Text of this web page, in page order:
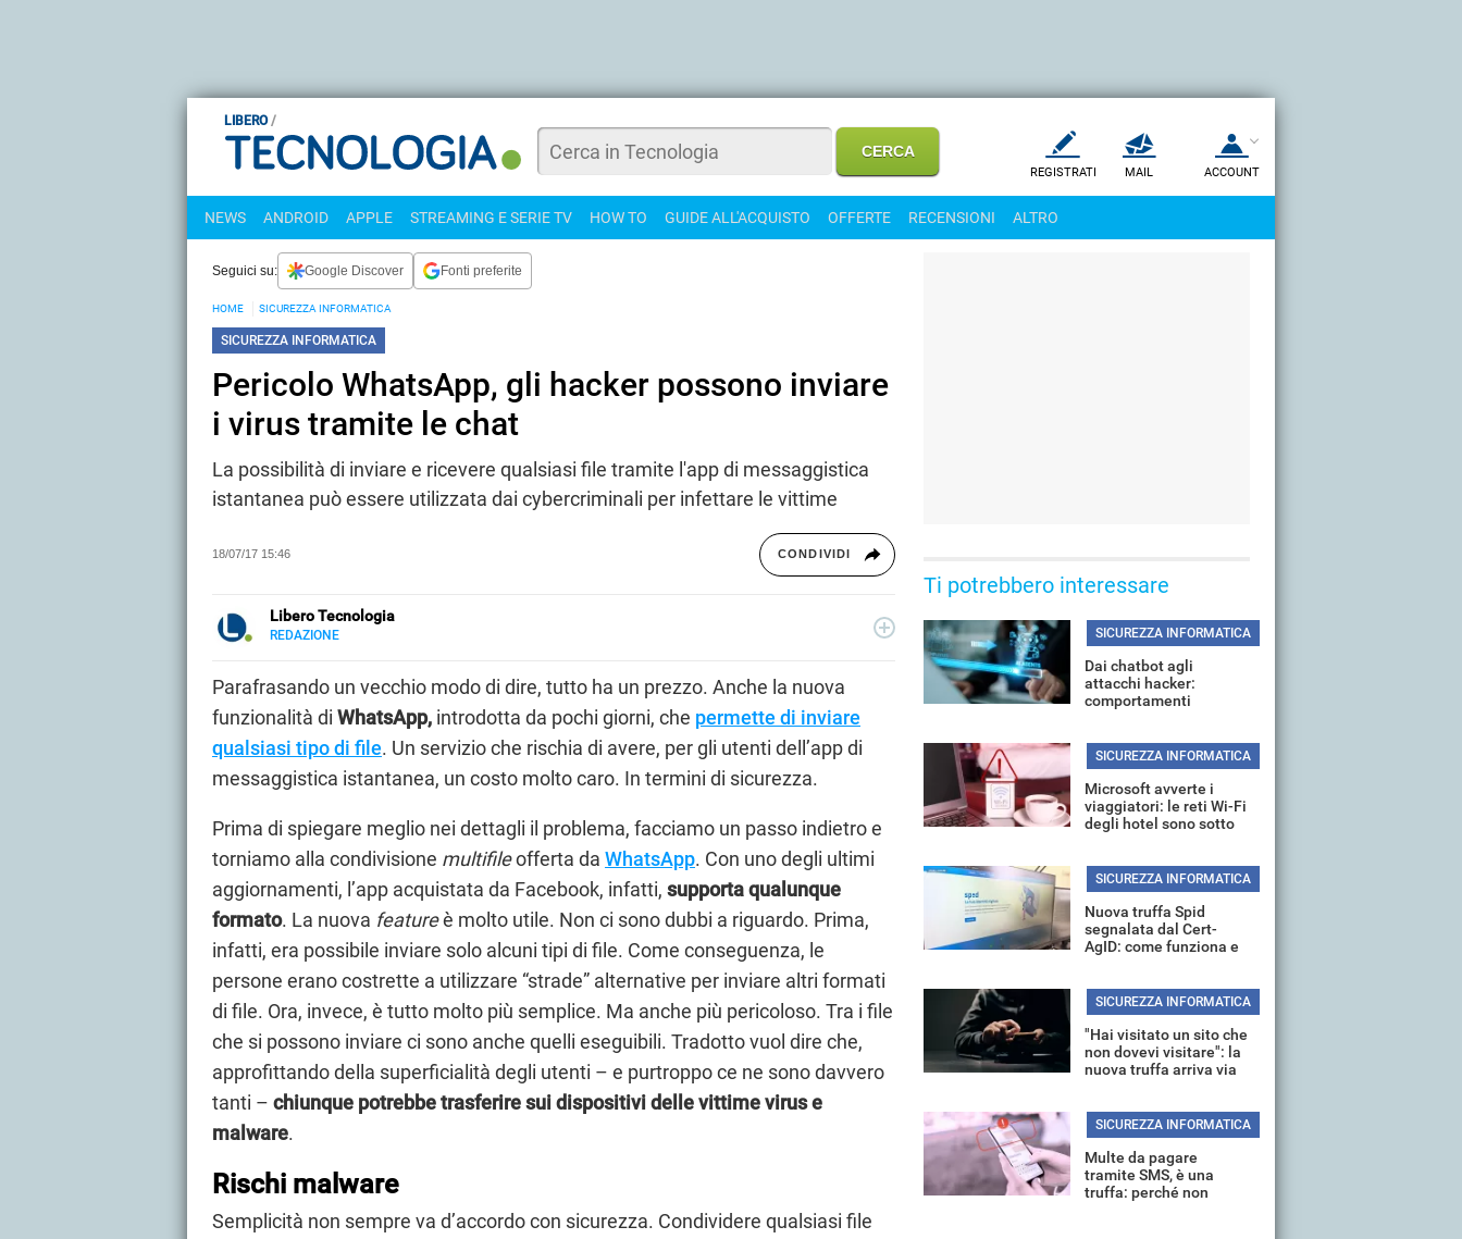
LIBERO
REGISTRATI MAIL ACCOUNT
NEWS ANDROID APPLE STREAMING E SERIE TV HOW TO GUIDE ALL'ACQUISTO OFFERTE RECENSIONI ALTRO
Seguici su: Google Discover Fonti preferite
HOME SICUREZZA INFORMATICA
SICUREZZA INFORMATICA
Pericolo WhatsApp, gli hacker possono inviare
i virus tramite le chat
La possibilità di inviare e ricevere qualsiasi file tramite l'app di messaggistica
istantanea può essere utilizzata dai cybercriminali per infettare le vittime
18/07/17 15:46 CONDIVIDI
Libero Tecnologia
REDAZIONE
PMI e professionisti. Qui trovate i nostri articoli sul mondo Android e Apple, app e social,
audio e video, smartphone e wearable, domotica e gadget.
Parafrasando un vecchio modo di dire, tutto ha un prezzo. Anche la nuova
funzionalità di WhatsApp, introdotta da pochi giorni, che permette di inviare
qualsiasi tipo di file. Un servizio che rischia di avere, per gli utenti dell’app di
messaggistica istantanea, un costo molto caro. In termini di sicurezza.
Prima di spiegare meglio nei dettagli il problema, facciamo un passo indietro e
torniamo alla condivisione multifileofferta da WhatsApp. Con uno degli ultimi
aggiornamenti, l’app acquistata da Facebook, infatti, supporta qualunque
formato. La nuova featureè molto utile. Non ci sono dubbi a riguardo. Prima,
infatti, era possibile inviare solo alcuni tipi di file. Come conseguenza, le
persone erano costrette a utilizzare “strade” alternative per inviare altri formati
di file. Ora, invece, è tutto molto più semplice. Ma anche più pericoloso. Tra i file
che si possono inviare ci sono anche quelli eseguibili. Tradotto vuol dire che,
approfittando della superficialità degli utenti – e purtroppo ce ne sono davvero
tanti – chiunque potrebbe trasferire sui dispositivi delle vittime virus e
malware.
Rischi malware
Semplicità non sempre va d’accordo con sicurezza. Condividere qualsiasi file
Ti potrebbero interessare
SICUREZZA INFORMATICA
Dai chatbot agli
attacchi hacker:
comportamenti
OpenAI
SICUREZZA INFORMATICA
Microsoft avverte i
viaggiatori: le reti Wi-Fi
degli hotel sono sotto
SICUREZZA INFORMATICA
Nuova truffa Spid
segnalata dal Cert-
AgID: come funziona e
SICUREZZA INFORMATICA
"Hai visitato un sito che
non dovevi visitare": la
nuova truffa arriva via
SICUREZZA INFORMATICA
Multe da pagare
tramite SMS, è una
truffa: perché non